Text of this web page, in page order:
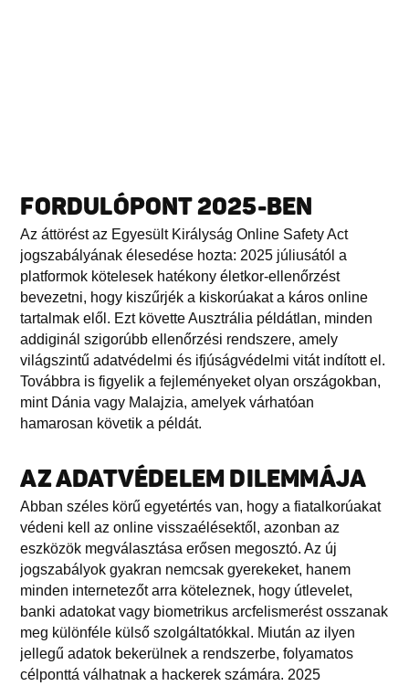
FORDULÓPONT 2025-BEN
Az áttörést az Egyesült Királyság Online Safety Act
jogszabályának élesedése hozta: 2025 júliusától a
platformok kötelesek hatékony életkor-ellenőrzést
bevezetni, hogy kiszűrjék a kiskorúakat a káros online
tartalmak elől. Ezt követte Ausztrália példátlan, minden
addiginál szigorúbb ellenőrzési rendszere, amely
világszintű adatvédelmi és ifjúságvédelmi vitát indított el.
Továbbra is figyelik a fejleményeket olyan országokban,
mint Dánia vagy Malajzia, amelyek várhatóan
hamarosan követik a példát.
AZ ADATVÉDELEM DILEMMÁJA
Abban széles körű egyetértés van, hogy a fiatalkorúakat
védeni kell az online visszaélésektől, azonban az
eszközök megválasztása erősen megosztó. Az új
jogszabályok gyakran nemcsak gyerekeket, hanem
minden internetezőt arra köteleznek, hogy útlevelet,
banki adatokat vagy biometrikus arcfelismerést osszanak
meg különféle külső szolgáltatókkal. Miután az ilyen
jellegű adatok bekerülnek a rendszerbe, folyamatos
célponttá válhatnak a hackerek számára. 2025